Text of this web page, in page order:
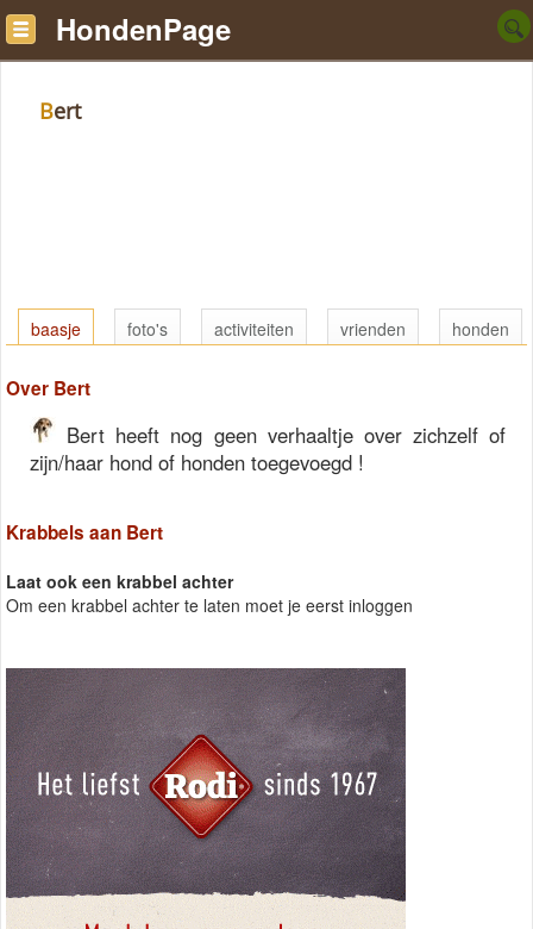
HondenPage
Bert
baasje foto's activiteiten vrienden honden
Over Bert
Bert heeft nog geen verhaaltje over zichzelf of
zijn/haar hond of honden toegevoegd !
Krabbels aan Bert
Laat ook een krabbel achter
Om een krabbel achter te laten moet je eerst inloggen